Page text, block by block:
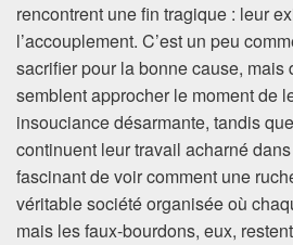
rencontrent une fin tragique : leur
l’accouplement. C’est un peu
sacrifier pour la bonne cause, mais
semblent approcher le moment de
insouciance désarmante, tandis
continuent leur travail acharné
fascinant de voir comment une
véritable société organisée où
mais les faux-bourdons, eux,